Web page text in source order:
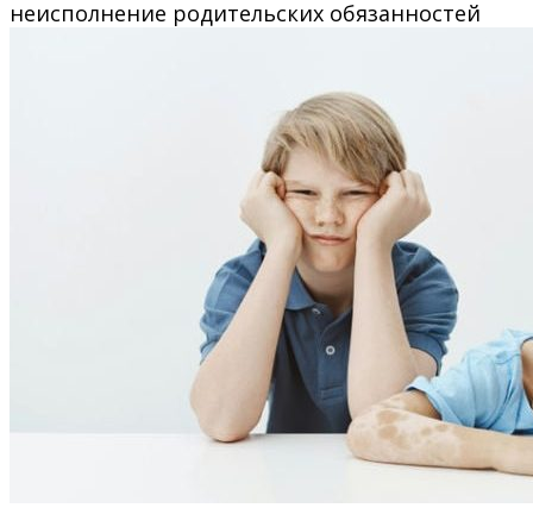
неисполнение родительских обязанностей